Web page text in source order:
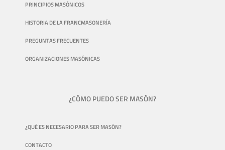
PRINCIPIOS MASÓNICOS
HISTORIA DE LA FRANCMASONERÍA
PREGUNTAS FRECUENTES
ORGANIZACIONES MASÓNICAS
¿CÓMO PUEDO SER MASÓN?
¿QUÉ ES NECESARIO PARA SER MASÓN?
CONTACTO